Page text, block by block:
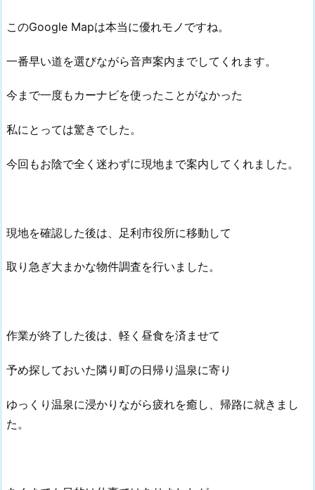
このGoogle Mapは本当に優れモノですね。
一番早い道を選びながら音声案内までしてくれます。
今まで一度もカーナビを使ったことがなかった
私にとっては驚きでした。
今回もお陰で全く迷わずに現地まで案内してくれました。
現地を確認した後は、足利市役所に移動して
取り急ぎ大まかな物件調査を行いました。
作業が終了した後は、軽く昼食を済ませて
予め探しておいた隣り町の日帰り温泉に寄り
ゆっくり温泉に浸かりながら疲れを癒し、帰路に就きまし
た。